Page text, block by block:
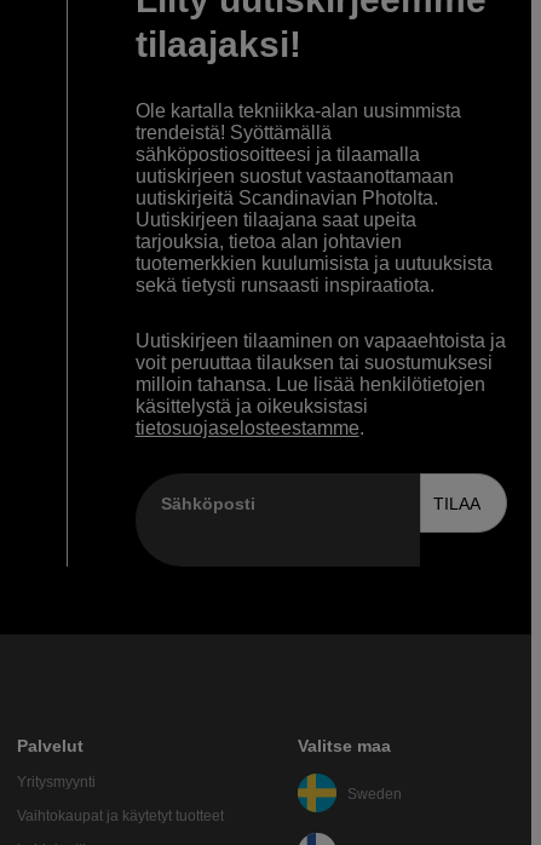
tilaajaksi!
Ole kartalla tekniikka-alan uusimmista
trendeistä! Syöttämällä
sähköpostiosoitteesi ja tilaamalla
uutiskirjeen suostut vastaanottamaan
uutiskirjeitä Scandinavian Photolta.
Uutiskirjeen tilaajana saat upeita
tarjouksia, tietoa alan johtavien
tuotemerkkien kuulumisista ja uutuuksista
sekä tietysti runsaasti inspiraatiota.
Uutiskirjeen tilaaminen on vapaaehtoista ja
voit peruuttaa tilauksen tai suostumuksesi
milloin tahansa. Lue lisää henkilötietojen
käsittelystä ja oikeuksistasi
tietosuojaselosteestamme.
Sähköposti TILAA
Palvelut
Yritysmyynti
Vaihtokaupat ja käytetyt tuotteet
Valitse maa
Sweden